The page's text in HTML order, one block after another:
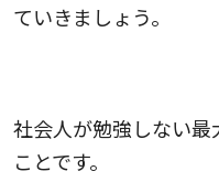
ていきましょう。
社会人が勉強しない
ことです。